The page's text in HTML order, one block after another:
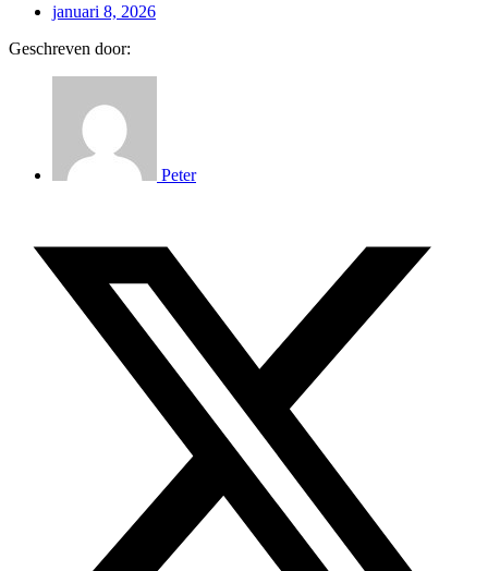
januari 8, 2026
Geschreven door:
Peter